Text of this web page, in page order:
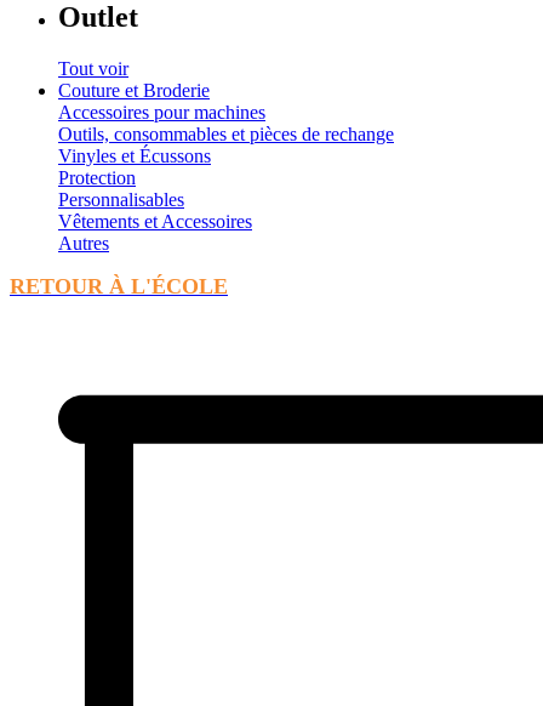
Outlet
Tout voir
Couture et Broderie
Accessoires pour machines
Outils, consommables et pièces de rechange
Vinyles et Écussons
Protection
Personnalisables
Vêtements et Accessoires
Autres
RETOUR À L'ÉCOLE